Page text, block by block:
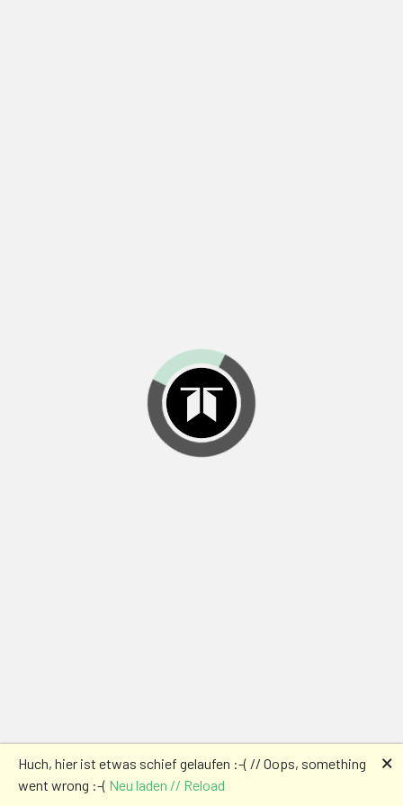
Huch, hier ist etwas schief gelaufen :-( // Oops, something
went wrong :-( Neu laden // Reload
🗙